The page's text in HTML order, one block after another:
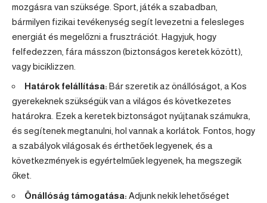
mozgásra van szüksége. Sport, játék a szabadban,
bármilyen fizikai tevékenység segít levezetni a felesleges
energiát és megelőzni a frusztrációt. Hagyjuk, hogy
felfedezzen, fára másszon (biztonságos keretek között),
vagy biciklizzen.
Határok felállítása: Bár szeretik az önállóságot, a Kos
gyerekeknek szükségük van a világos és következetes
határokra. Ezek a keretek biztonságot nyújtanak számukra,
és segítenek megtanulni, hol vannak a korlátok. Fontos, hogy
a szabályok világosak és érthetőek legyenek, és a
következmények is egyértelműek legyenek, ha megszegik
őket.
Önállóság támogatása: Adjunk nekik lehetőséget